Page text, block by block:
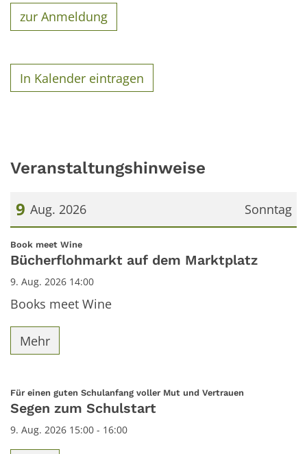
zur Anmeldung
In Kalender eintragen
Veranstaltungshinweise
Sonntag
9 Aug. 2026
Datum: 9. August 2026
Book meet Wine:
Bücherflohmarkt auf dem Marktplatz
9. Aug. 2026 14:00
Books meet Wine
Mehr
Für einen guten Schulanfang voller Mut und Vertrauen
Segen zum Schulstart
9. Aug. 2026 15:00 - 16:00